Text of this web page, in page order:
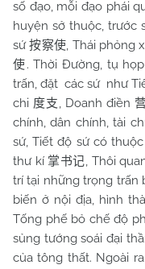
số đạo, mỗi đạo phái
huyện sở thuộc, trước
sứ按察使, Thái phỏng
使. Thời Đường, tụ
trấn, đặt các sứ như
chi 度支, Doanh điền
chính, dân chính, tài
sứ, Tiết độ sứ có
thư kí 掌书记, Thôi
trí tại những trọng trấn
biến ở nội địa, hình
Tống phế bỏ chế độ
sủng tướng soái đại
của tông thất. Ngoài